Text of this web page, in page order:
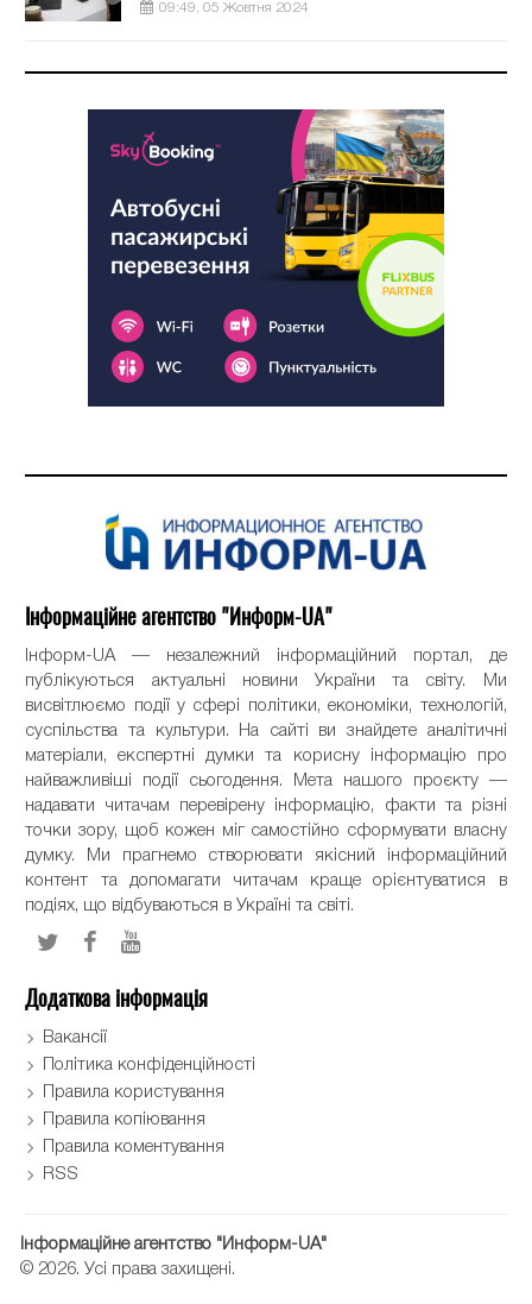
09:49, 05 Жовтня 2024
Інформаційне агентство "Информ-UA"
Інформ-UA — незалежний інформаційний портал, де
публікуються актуальні новини України та світу. Ми
висвітлюємо події у сфері політики, економіки, технологій,
суспільства та культури. На сайті ви знайдете аналітичні
матеріали, експертні думки та корисну інформацію про
найважливіші події сьогодення. Мета нашого проєкту —
надавати читачам перевірену інформацію, факти та різні
точки зору, щоб кожен міг самостійно сформувати власну
думку. Ми прагнемо створювати якісний інформаційний
контент та допомагати читачам краще орієнтуватися в
подіях, що відбуваються в Україні та світі.
Додаткова інформація
Вакансії
Політика конфіденційності
Правила користування
Правила копіювання
Правила коментування
RSS
Інформаційне агентство "Информ-UA"
© 2026. Усі права захищені.